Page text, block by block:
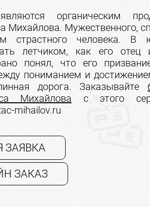
органическим
Михайлова. Мужественного,
страстного человека. В
летчиком, как его отец
понял, что его
пониманием и
дорога. Заказывайте
Михайлова с этого
mihailov.ru
ЗАЯВКА
ЗАКАЗ